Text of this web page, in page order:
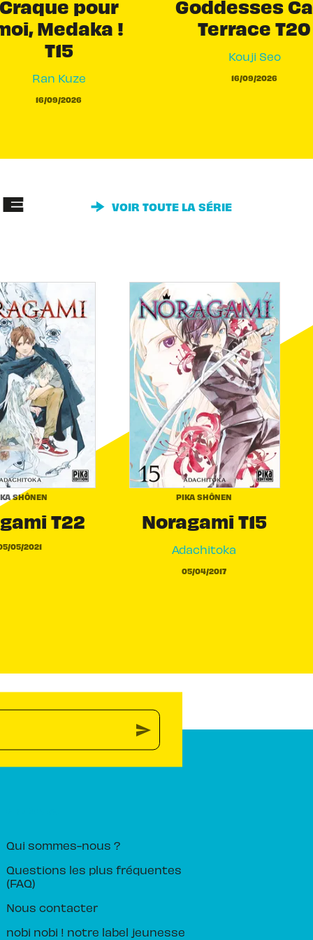
Craque pour
Medaka !
T15
Ran Kuze
16/09/2026
Goddesses
Terrace T20
Kouji Seo
16/09/2026
VOIR TOUTE LA SÉRIE
SHÔNEN
T22
05/2021
PIKA SHÔNEN
Noragami T15
Adachitoka
05/04/2017
send
Qui sommes-nous ?
Questions les plus fréquentes
(FAQ)
Nous contacter
nobi nobi ! notre label jeunesse